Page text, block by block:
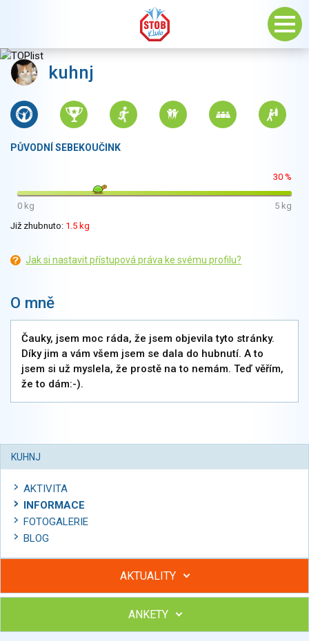
kuhnj
PŮVODNÍ SEBEKOUČINK
30 %
0 kg
5 kg
Již zhubnuto: 1.5 kg
Jak si nastavit přístupová práva ke svému profilu?
O mně
Čauky, jsem moc ráda, že jsem objevila tyto stránky.
Díky jim a vám všem jsem se dala do hubnutí. A to
jsem si už myslela, že prostě na to nemám. Teď věřím,
že to dám:-).
KUHNJ
AKTIVITA
INFORMACE
FOTOGALERIE
BLOG
AKTUALITY
Hubněte s podporou lektorky a skupiny v kurzech STOBu
Chcete poradit s hubnutím? Najděte si odborníka STOBu ve
ANKETY